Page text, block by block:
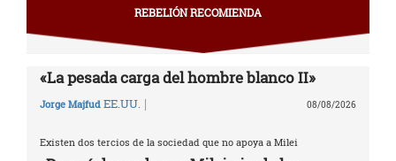
REBELIÓN RECOMIENDA
«La pesada carga del hombre blanco II»
Jorge Majfud EE.UU. | 08/08/2026
Existen dos tercios de la sociedad que no apoya a Milei